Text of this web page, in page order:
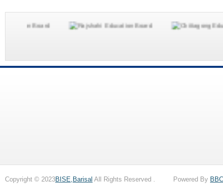
Copyright © 2023BISE,Barisal All Rights Reserved . Powered By